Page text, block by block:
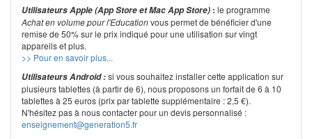
Utilisateurs Apple (App Store et Mac App Store) : le programme
Achat en volume pour l'Educationvous permet de bénéficier d'une
remise de 50% sur le prix indiqué pour une utilisation sur vingt
appareils et plus.
>> Pour en savoir plus...
Utilisateurs Android :si vous souhaitez installer cette application sur
plusieurs tablettes (à partir de 6), nous proposons un forfait de 6 à 10
tablettes à 25 euros (prix par tablette supplémentaire : 2,5 €).
N'hésitez pas à nous contacter pour un devis personnalisé :
enseignement@generation5.fr